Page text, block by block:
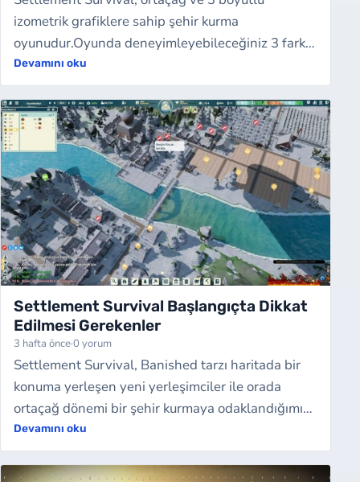
izometrik grafiklere sahip şehir kurma
oyunudur.Oyunda deneyimleyebileceğiniz 3 farklı
oyun modu bulunuyor. Bunlar barış, savaş ve
sandbox…
Devamını oku
Settlement Survival Başlangıçta Dikkat
Edilmesi Gerekenler
3 hafta önce·0 yorum
Settlement Survival, Banished tarzı haritada bir
konuma yerleşen yeni yerleşimciler ile orada
ortaçağ dönemi bir şehir kurmaya odaklandığımız
video oyunudur. Oyunda nüfusu etkin ku…
Devamını oku